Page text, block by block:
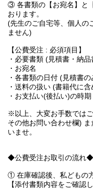
③ 各書類の【お宛名】と
おります。
(先生のご自宅等、個人の
ません)
【公費受注 : 必須項目】
・必要書類 (見積書・納
・お宛名
・各書類の日付 (見積書
・送料の扱い (書籍代に
・お支払い(後払い)の時期
※以上、大変お手数では
その他お問い合わせ欄)
いませ。
◆公費受注お取引の流れ◆
① 在庫確認後、私どもの
【添付書類内容をご確認